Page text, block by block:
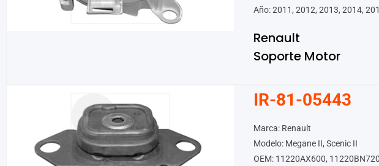
Año: 2011, 2012, 2013, 2014,
Renault
Soporte Motor
IR-81-05443
Marca: Renault
Modelo: Megane II, Scenic II
OEM: 11220AX600,